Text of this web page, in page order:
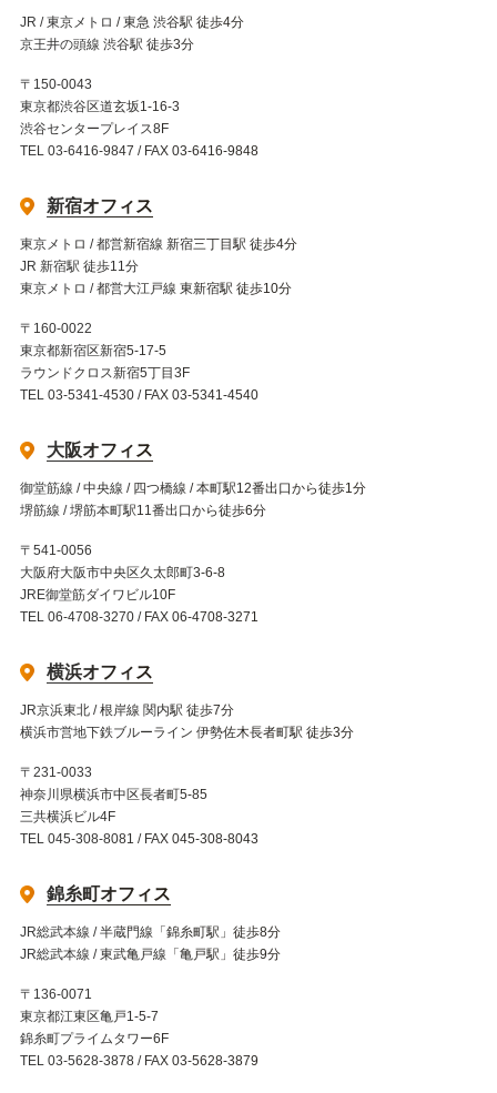
JR / 東京メトロ / 東急 渋谷駅 徒歩4分
京王井の頭線 渋谷駅 徒歩3分
〒150-0043
東京都渋谷区道玄坂1-16-3
渋谷センタープレイス8F
TEL 03-6416-9847 / FAX 03-6416-9848
新宿オフィス
東京メトロ / 都営新宿線 新宿三丁目駅 徒歩4分
JR 新宿駅 徒歩11分
東京メトロ / 都営大江戸線 東新宿駅 徒歩10分
〒160-0022
東京都新宿区新宿5-17-5
ラウンドクロス新宿5丁目3F
TEL 03-5341-4530 / FAX 03-5341-4540
大阪オフィス
御堂筋線 / 中央線 / 四つ橋線 / 本町駅12番出口から徒歩1分
堺筋線 / 堺筋本町駅11番出口から徒歩6分
〒541-0056
大阪府大阪市中央区久太郎町3-6-8
JRE御堂筋ダイワビル10F
TEL 06-4708-3270 / FAX 06-4708-3271
横浜オフィス
JR京浜東北 / 根岸線 関内駅 徒歩7分
横浜市営地下鉄ブルーライン 伊勢佐木長者町駅 徒歩3分
〒231-0033
神奈川県横浜市中区長者町5-85
三共横浜ビル4F
TEL 045-308-8081 / FAX 045-308-8043
錦糸町オフィス
JR総武本線 / 半蔵門線「錦糸町駅」徒歩8分
JR総武本線 / 東武亀戸線「亀戸駅」徒歩9分
〒136-0071
東京都江東区亀戸1-5-7
錦糸町プライムタワー6F
TEL 03-5628-3878 / FAX 03-5628-3879